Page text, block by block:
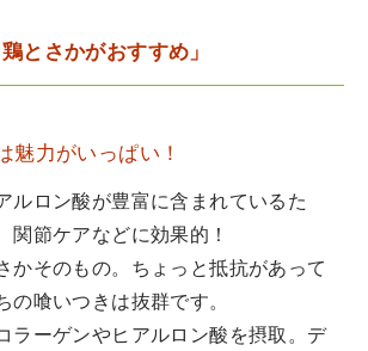
とさかがおすすめ」
魅力がいっぱい！
ルロン酸が豊富に含まれているた
関節ケアなどに効果的！
かそのもの。ちょっと抵抗があって
の喰いつきは抜群です。
ラーゲンやヒアルロン酸を摂取。デ